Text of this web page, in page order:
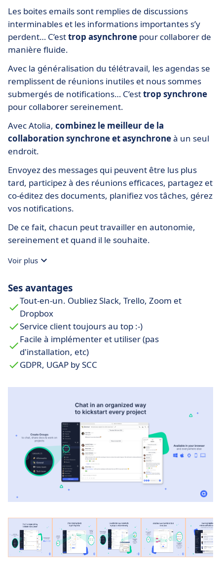
Les boites emails sont remplies de discussions
interminables et les informations importantes s’y
perdent… C’esttrop asynchrone pour collaborer de
manière fluide.
Avec la généralisation du télétravail, les agendas se
remplissent de réunions inutiles et nous sommes
submergés de notifications… C’esttrop synchrone
pour collaborer sereinement.
Avec Atolia, combinez le meilleur de la
collaboration synchrone et asynchroneà un seul
endroit.
Envoyez des messages qui peuvent être lus plus
tard, participez à des réunions efficaces, partagez et
co-éditez des documents, planifiez vos tâches, gérez
vos notifications.
De ce fait, chacun peut travailler en autonomie,
sereinement et quand il le souhaite.
Voir plus
Ses avantages
Tout-en-un. Oubliez Slack, Trello, Zoom et
Dropbox
Service client toujours au top :-)
Facile à implémenter et utiliser (pas
d'installation, etc)
GDPR, UGAP by SCC